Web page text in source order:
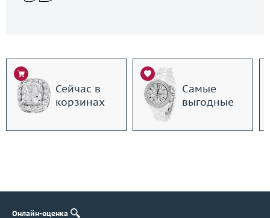
Сейчас в
корзинах
Самые
выгодные
Онлайн-оценка